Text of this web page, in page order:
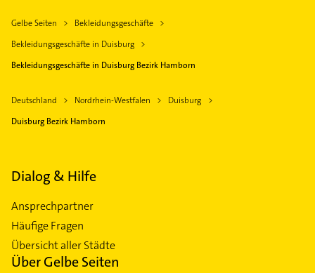
Gelbe Seiten
Bekleidungsgeschäfte
Bekleidungsgeschäfte in Duisburg
Bekleidungsgeschäfte in Duisburg Bezirk Hamborn
Deutschland Nordrhein-Westfalen
Duisburg
Duisburg Bezirk Hamborn
Dialog & Hilfe
Ansprechpartner
Häufige Fragen
Übersicht aller Städte
Über Gelbe Seiten